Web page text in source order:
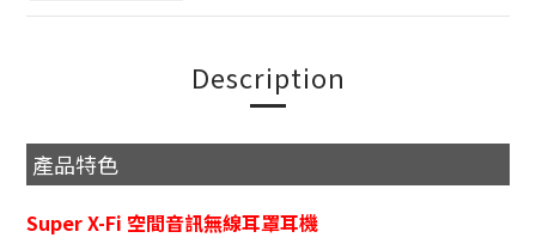
Description
產品特色
Super X-Fi 空間音訊無線耳罩耳機